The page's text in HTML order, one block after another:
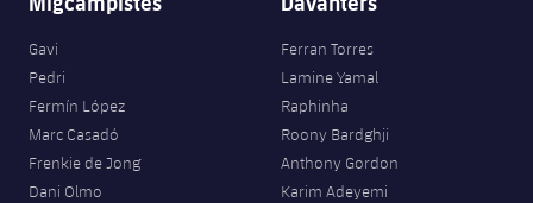
Gavi
Pedri
Fermín López
Marc Casadó
Frenkie de Jong
Dani Olmo
Ferran Torres
Lamine Yamal
Raphinha
Roony Bardghji
Anthony Gordon
Karim Adeyemi